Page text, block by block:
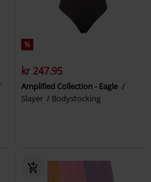
%
kr 247.95
Amplified Collection - Eagle
Slayer
Bodystocking